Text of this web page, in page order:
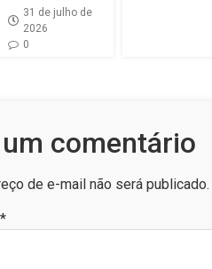
31 de julho de
2026
0
comentário
de e-mail não será publicado.
*